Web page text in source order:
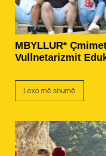
MBYLLUR*
Vullnetarizmit
Lexo më shumë